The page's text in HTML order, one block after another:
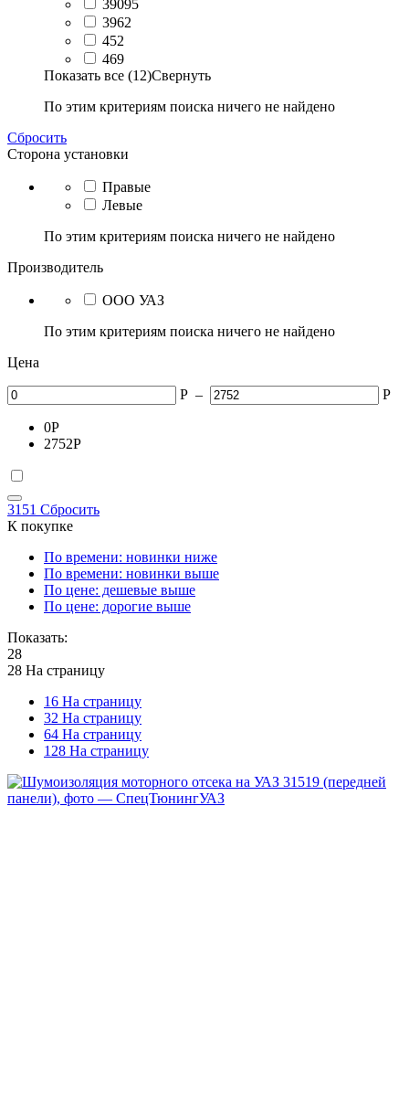
39095
3962
452
469
Показать все (12)Свернуть
По этим критериям поиска ничего не найдено
Сбросить
Сторона установки
Правые
Левые
По этим критериям поиска ничего не найдено
Производитель
ООО УАЗ
По этим критериям поиска ничего не найдено
Цена
Р – Р
0Р
2752Р
3151 Сбросить
К покупке
По времени: новинки ниже
По времени: новинки выше
По цене: дешевые выше
По цене: дорогие выше
Показать:
28
28 На страницу
16 На страницу
32 На страницу
64 На страницу
128 На страницу